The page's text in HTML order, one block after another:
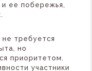
и ее побережья,
не требуется
но
приоритетом.
участники